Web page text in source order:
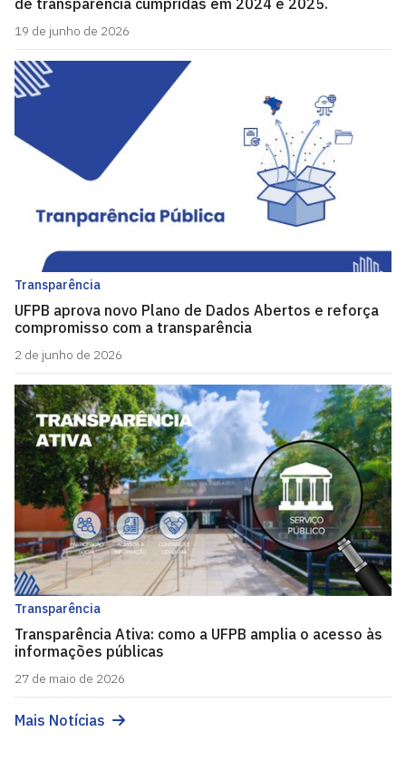
19 de junho de 2026
Transparência
UFPB aprova novo Plano de Dados Abertos e reforça
compromisso com a transparência
2 de junho de 2026
Transparência
Transparência Ativa: como a UFPB amplia o acesso às
informações públicas
27 de maio de 2026
Mais Notícias